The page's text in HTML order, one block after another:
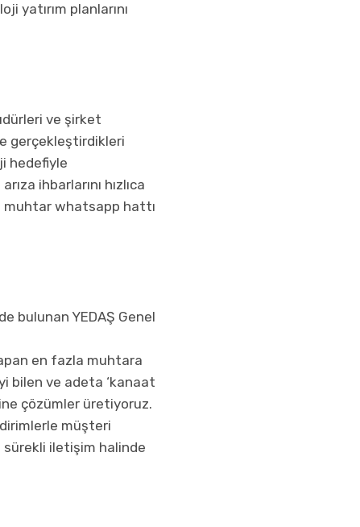
yatırım planlarını
ve şirket
gerçekleştirdikleri
hedefiyle
ihbarlarını hızlıca
muhtar whatsapp hattı
bulunan YEDAŞ Genel
en fazla muhtara
bilen ve adeta ‘kanaat
çözümler üretiyoruz.
müşteri
sürekli iletişim halinde